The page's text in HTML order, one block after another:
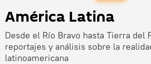
América Latina
Desde el Río Bravo hasta Tierra del
reportajes y análisis sobre la
latinoamericana